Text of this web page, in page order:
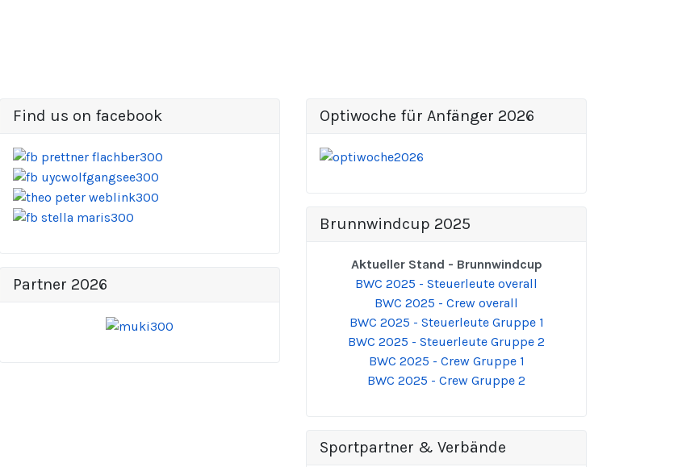
Find us on facebook
Partner 2026
Optiwoche für Anfänger 2026
Brunnwindcup 2025
Aktueller Stand - Brunnwindcup
BWC 2025 - Steuerleute overall
BWC 2025 - Crew overall
BWC 2025 - Steuerleute Gruppe 1
BWC 2025 - Steuerleute Gruppe 2
BWC 2025 - Crew Gruppe 1
BWC 2025 - Crew Gruppe 2
Sportpartner & Verbände